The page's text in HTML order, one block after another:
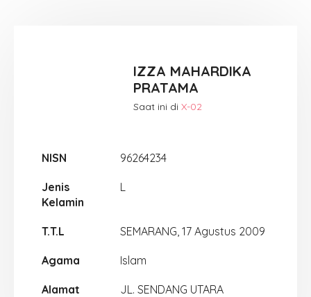
IZZA MAHARDIKA
PRATAMA
Saat ini diX-02
NISN 96264234
Jenis
Kelamin
L
T.T.L SEMARANG, 17 Agustus 2009
Agama Islam
Alamat JL. SENDANG UTARA